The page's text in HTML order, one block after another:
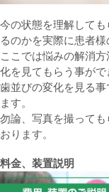
今の状態を理解して
るのかを実際に患者様
ここでは悩みの解消
化を見てもらう事がで
歯並びの変化を見る
ます。
勿論、写真を撮って
おります。
料金、装置説明